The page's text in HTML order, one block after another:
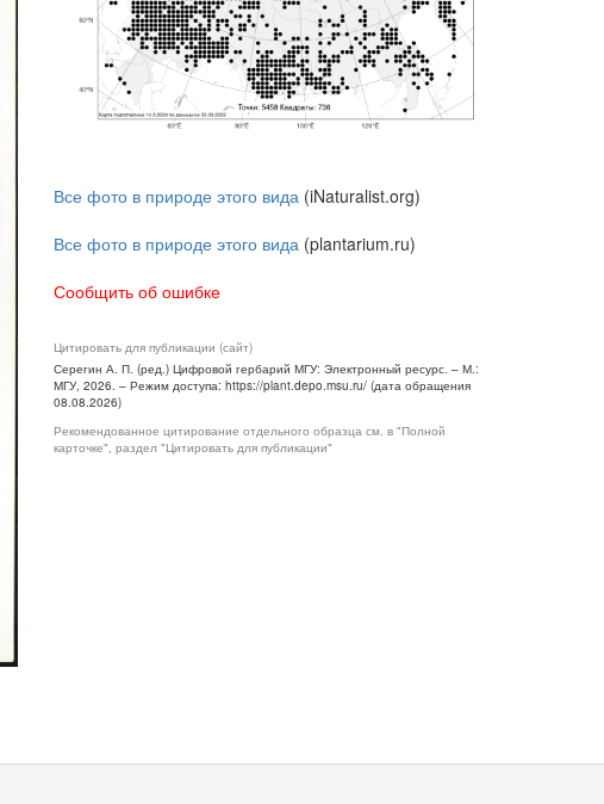
Все фото в природе этого вида (iNaturalist.org)
Все фото в природе этого вида (plantarium.ru)
Сообщить об ошибке
Цитировать для публикации (сайт)
Серегин А. П. (ред.) Цифровой гербарий МГУ: Электронный ресурс. – М.:
МГУ, 2026. – Режим доступа: https://plant.depo.msu.ru/ (дата обращения
08.08.2026)
Рекомендованное цитирование отдельного образца см. в "Полной
карточке", раздел "Цитировать для публикации"